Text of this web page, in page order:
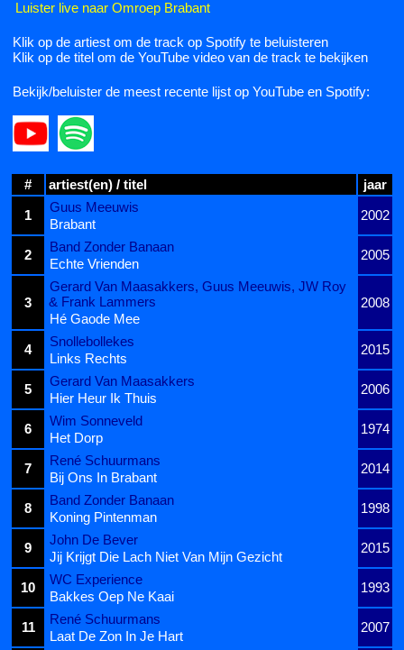
Luister live naar Omroep Brabant
Klik op de artiest om de track op Spotify te beluisteren
Klik op de titel om de YouTube video van de track te bekijken
Bekijk/beluister de meest recente lijst op YouTube en Spotify:
# artiest(en) / titel
jaar
1
Guus Meeuwis
2002
Brabant
2
Band Zonder Banaan
2005
Echte Vrienden
3
Gerard Van Maasakkers, Guus Meeuwis, JW Roy
& Frank Lammers
2008
Hé Gaode Mee
4
Snollebollekes
2015
Links Rechts
5
Gerard Van Maasakkers
2006
Hier Heur Ik Thuis
6
Wim Sonneveld
1974
Het Dorp
7
René Schuurmans
2014
Bij Ons In Brabant
8
Band Zonder Banaan
1998
Koning Pintenman
9
John De Bever
2015
Jij Krijgt Die Lach Niet Van Mijn Gezicht
10
WC Experience
1993
Bakkes Oep Ne Kaai
11
René Schuurmans
2007
Laat De Zon In Je Hart